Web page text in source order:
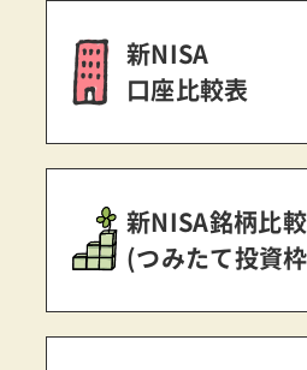
新NISA
口座比較表
新NISA銘柄比
(つみたて投資